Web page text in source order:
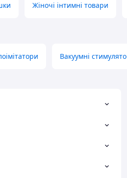
Жіночі інтимні товари
Вакуумні